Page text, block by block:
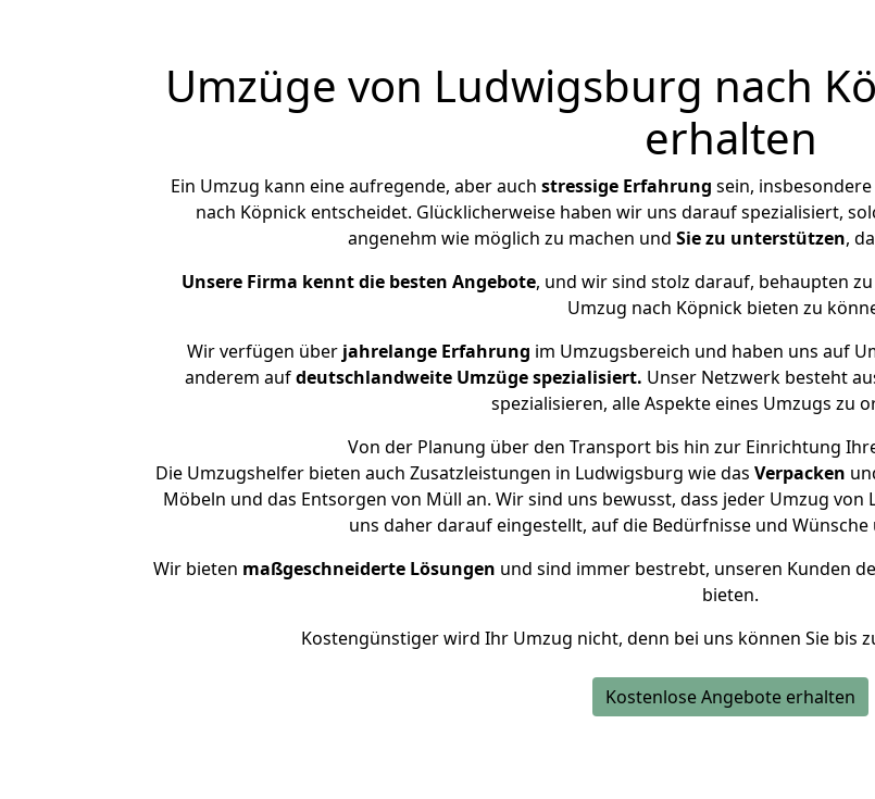
Umzüge von Ludwigsburg nach
erhalten
Ein Umzug kann eine aufregende, aber auch stressige Erfahrung sein,
nach Köpnick entscheidet. Glücklicherweise haben wir uns darauf spezialisiert,
angenehm wie möglich zu machen und Sie zu unterstützen,
Unsere Firma kennt die besten Angebote, und wir sind stolz darauf, behaupten
Umzug nach Köpnick bieten zu
Wir verfügen über jahrelange Erfahrung im Umzugsbereich und haben uns auf
anderem aufdeutschlandweite Umzüge spezialisiert. Unser Netzwerk besteht
spezialisieren, alle Aspekte eines Umzugs zu
Von der Planung über den Transport bis hin zur Einrichtung
Die Umzugshelfer bieten auch Zusatzleistungen in Ludwigsburg wie das Verpacken
Möbeln und das Entsorgen von Müll an. Wir sind uns bewusst, dass jeder Umzug
uns daher darauf eingestellt, auf die Bedürfnisse und
Wir bieten maßgeschneiderte Lösungen und sind immer bestrebt, unseren Kunden
bieten.
Kostengünstiger wird Ihr Umzug nicht, denn bei uns können Sie bis
Kostenlose Angebote erhalten